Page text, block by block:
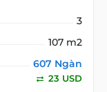
3
107 m2
607 Ngàn
23 USD